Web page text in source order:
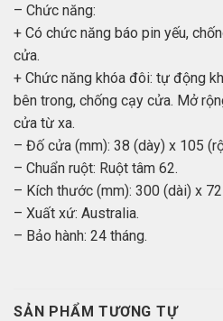
– Chức năng:
+ Có chức năng báo pin yếu,
cửa.
+ Chức năng khóa đôi: tự động
bên trong, chống cạy cửa. Mở
cửa từ xa.
– Đố cửa (mm): 38 (dày) x 105
– Chuẩn ruột: Ruột tâm 62.
– Kích thước (mm): 300 (dài) x
– Xuất xứ: Australia.
– Bảo hành: 24 tháng.
SẢN PHẨM TƯƠNG TỰ